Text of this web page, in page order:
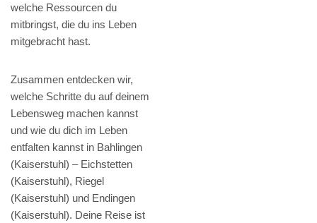
welche Ressourcen du
mitbringst, die du ins Leben
mitgebracht hast.
Zusammen entdecken wir,
welche Schritte du auf deinem
Lebensweg machen kannst
und wie du dich im Leben
entfalten kannst in Bahlingen
(Kaiserstuhl) – Eichstetten
(Kaiserstuhl), Riegel
(Kaiserstuhl) und Endingen
(Kaiserstuhl). Deine Reise ist